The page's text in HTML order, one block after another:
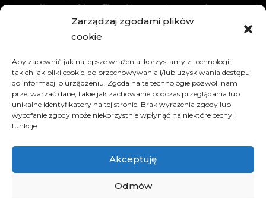
Zarządzaj zgodami plików
cookie
Aby zapewnić jak najlepsze wrażenia, korzystamy z technologii,
takich jak pliki cookie, do przechowywania i/lub uzyskiwania dostępu
do informacji o urządzeniu. Zgoda na te technologie pozwoli nam
przetwarzać dane, takie jak zachowanie podczas przeglądania lub
unikalne identyfikatory na tej stronie. Brak wyrażenia zgody lub
wycofanie zgody może niekorzystnie wpłynąć na niektóre cechy i
funkcje.
Akceptuję
Odmów
odtworzyć ten film.Akceptując, uzyskasz
dostęp do treści z YouTube, usługi
świadczonej przez zewnętrzną stronę
Polityka prywatności YouTube
Jeśli zaakceptujesz to powiadomienie,
Twój wybór zostanie zapisany, a strona
zostanie odświeżona.